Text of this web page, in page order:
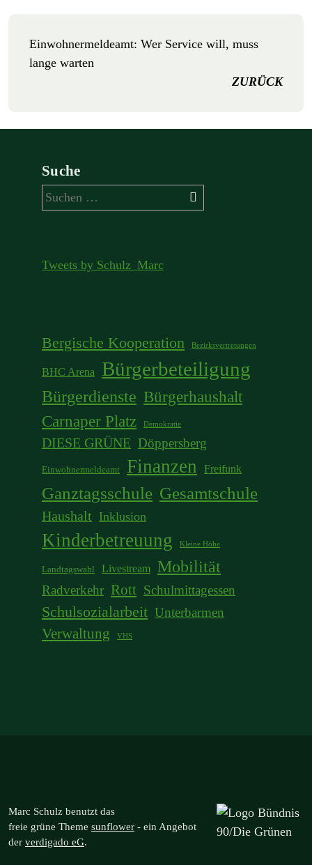
Einwohnermeldeamt: Wer Service will, muss
lange warten
ZURÜCK
Suche
Suchen
nach:
Tweets by Schulz_Marc
Bergische Kooperation Bezirksvertretungen
BHC Arena Bürgerbeteiligung
Bürgerdienste Bürgerhaushalt
Carnaper Platz
Demokratie
DIESE GRÜNE Döppersberg
Einwohnermeldeamt Finanzen Freifunk
Ganztagsschule Gesamtschule
Haushalt Inklusion
Kinderbetreuung Kleine Höhe
Landtagswahl Livestream Mobilität
Radverkehr Rott Schulmittagessen
Schulsozialarbeit Unterbarmen
Verwaltung VHS
Marc Schulz benutzt das
freie grüne Theme sunflower ‐ ein Angebot
der verdigado eG.